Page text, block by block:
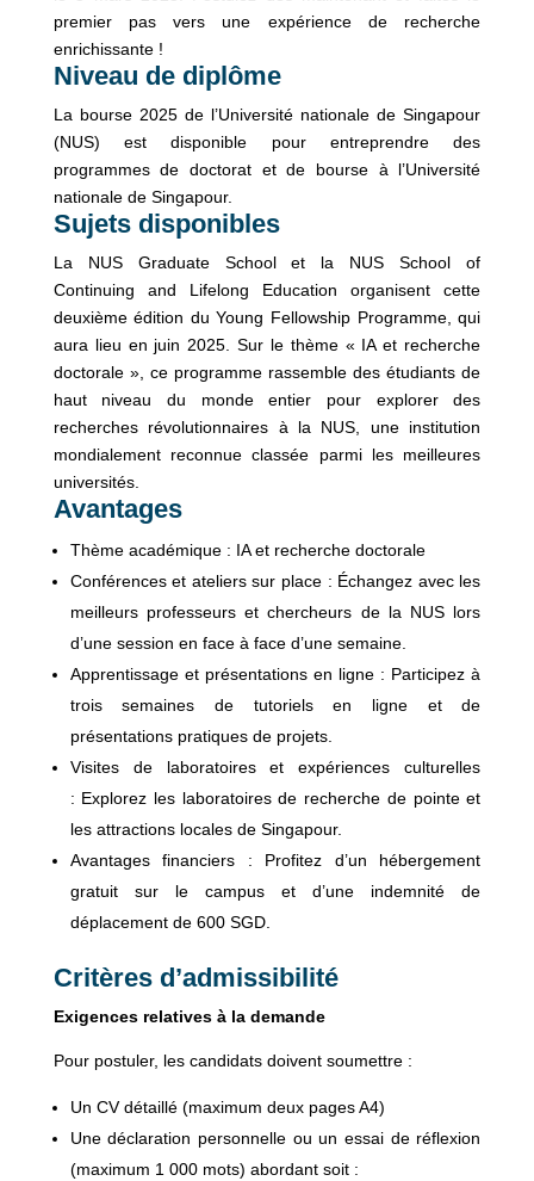
premier pas vers une expérience de recherche
enrichissante !
Niveau de diplôme
La bourse 2025 de l’Université nationale de Singapour
(NUS) est disponible pour entreprendre des
programmes de doctorat et de bourse à l’Université
nationale de Singapour.
Sujets disponibles
La NUS Graduate School et la NUS School of
Continuing and Lifelong Education organisent cette
deuxième édition du Young Fellowship Programme, qui
aura lieu en juin 2025. Sur le thème « IA et recherche
doctorale », ce programme rassemble des étudiants de
haut niveau du monde entier pour explorer des
recherches révolutionnaires à la NUS, une institution
mondialement reconnue classée parmi les meilleures
universités.
Avantages
Thème académique : IA et recherche doctorale
Conférences et ateliers sur place : Échangez avec les
meilleurs professeurs et chercheurs de la NUS lors
d’une session en face à face d’une semaine.
Apprentissage et présentations en ligne : Participez à
trois semaines de tutoriels en ligne et de
présentations pratiques de projets.
Visites de laboratoires et expériences culturelles
: Explorez les laboratoires de recherche de pointe et
les attractions locales de Singapour.
Avantages financiers : Profitez d’un hébergement
gratuit sur le campus et d’une indemnité de
déplacement de 600 SGD.
Critères d’admissibilité
Exigences relatives à la demande
Pour postuler, les candidats doivent soumettre :
Un CV détaillé (maximum deux pages A4)
Une déclaration personnelle ou un essai de réflexion
(maximum 1 000 mots) abordant soit :